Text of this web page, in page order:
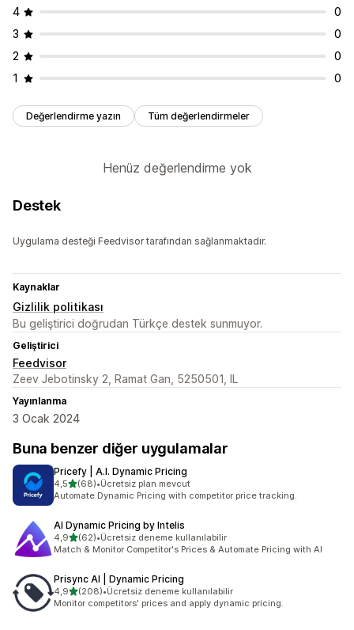
4
0
3
0
2
0
1
0
Değerlendirme yazın Tüm değerlendirmeler
Henüz değerlendirme yok
Destek
Uygulama desteği Feedvisor tarafından sağlanmaktadır.
Kaynaklar
Gizlilik politikası
Bu geliştirici doğrudan Türkçe destek sunmuyor.
Geliştirici
Feedvisor
Zeev Jebotinsky 2, Ramat Gan, 5250501, IL
Yayınlanma
3 Ocak 2024
Buna benzer diğer uygulamalar
Pricefy | A.I. Dynamic Pricing
4,55 yıldız üzerinden
(68)
toplam 68 değerlendirme
•Ücretsiz plan mevcut
Automate Dynamic Pricing with competitor price tracking.
AI Dynamic Pricing by Intelis
4,95 yıldız üzerinden
(62)
toplam 62 değerlendirme
•Ücretsiz deneme kullanılabilir
Match & Monitor Competitor's Prices & Automate Pricing with AI
Prisync AI | Dynamic Pricing
4,95 yıldız üzerinden
(208)
toplam 208 değerlendirme
•Ücretsiz deneme kullanılabilir
Monitor competitors' prices and apply dynamic pricing.